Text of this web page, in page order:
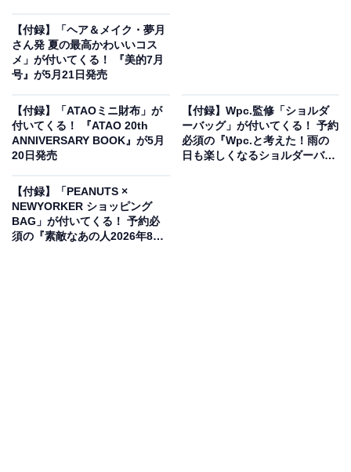
号』（税込1990円）。付録として、「ハローキティぬい
ぐるみポーチ」が付いてきます。
【付録】「ヘア＆メイク・夢月
さん発 夏の最高かわいいコス
メ」が付いてくる！ 『美的7月
号』が5月21日発売
【付録】「ATAOミニ財布」が
付いてくる！ 『ATAO 20th
ANNIVERSARY BOOK』が5月
20日発売
【付録】Wpc.監修「ショルダ
ーバッグ」が付いてくる！ 予約
必須の『Wpc.と考えた！雨の
日も楽しくなるショルダーバッ
【付録】「PEANUTS ×
NEWYORKER ショッピング
BAG」が付いてくる！ 予約必
須の『素敵なあの人2026年8月